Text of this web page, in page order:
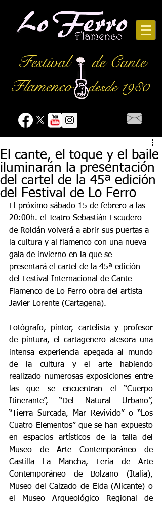
Festival
de Cante
Flamencodesde 1980
El cante, el toque y el baile
iluminarán la presentación
del cartel de la 45ª edición
del Festival de Lo Ferro
El próximo sábado 15 de febrero a las
20:00h. el Teatro Sebastián Escudero
de Roldán volverá a abrir sus puertas a
la cultura y al flamenco con una nueva
gala de invierno en la que se
presentará el cartel de la 45ª edición
del Festival Internacional de Cante
Flamenco de Lo Ferro obra del artista
Javier Lorente (Cartagena).
Fotógrafo, pintor, cartelista y profesor
de pintura, el cartagenero atesora una
intensa experiencia apegada al mundo
de la cultura y el arte habiendo
realizado numerosas exposiciones entre
las que se encuentran el “Cuerpo
Itinerante”, “Del Natural Urbano”,
“Tierra Surcada, Mar Revivido” o “Los
Cuatro Elementos” que se han expuesto
en espacios artísticos de la talla del
Museo de Arte Contemporáneo de
Castilla La Mancha, Feria de Arte
Contemporáneo de Bolzano (Italia),
Museo del Calzado de Elda (Alicante) o
el Museo Arqueológico Regional de